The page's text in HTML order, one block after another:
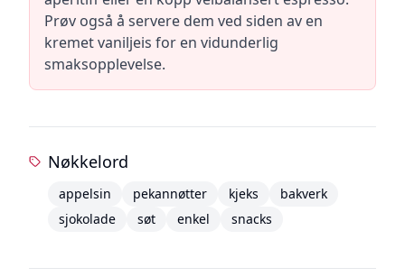
Prøv også å servere dem ved siden av en
kremet vaniljeis for en vidunderlig
smaksopplevelse.
Nøkkelord
appelsin pekannøtter kjeks
bakverk
sjokolade
søt enkel snacks